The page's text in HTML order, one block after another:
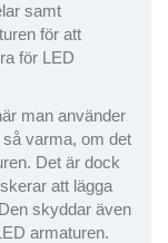
samt
för att
för LED
man använder
varma, om det
Det är dock
att lägga
skyddar även
armaturen.